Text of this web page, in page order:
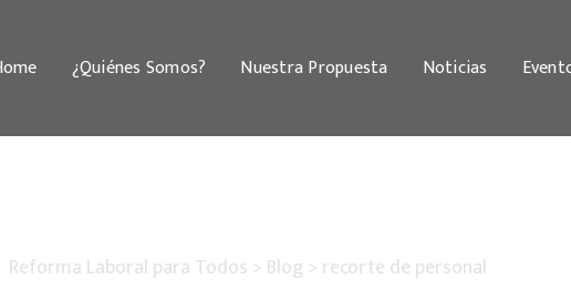
¿Quiénes Somos? Nuestra Propuesta Noticias
Reforma Laboral para Todos > Blog > recorte de personal